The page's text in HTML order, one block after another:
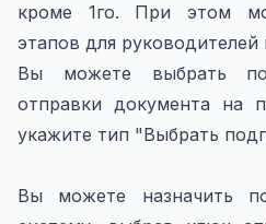
кроме 1го. При этом
этапов для руководителей
Вы можете выбрать
отправки документа на
укажите тип "Выбрать
Вы можете назначить